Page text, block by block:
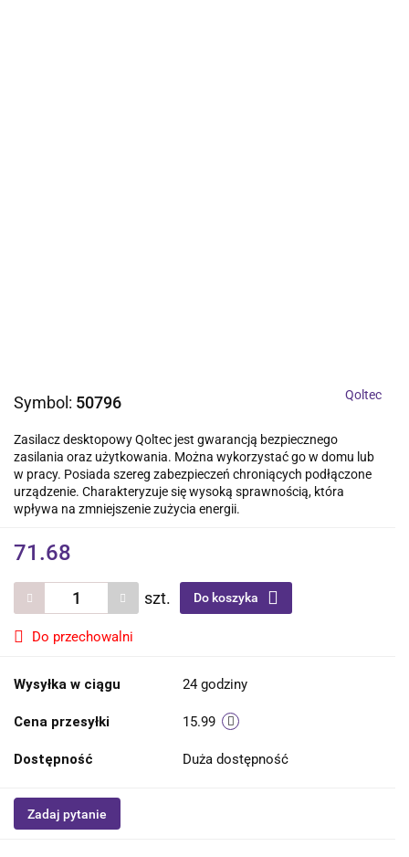
Symbol: 50796 Qoltec
Zasilacz desktopowy Qoltec jest gwarancją bezpiecznego
zasilania oraz użytkowania. Można wykorzystać go w domu lub
w pracy. Posiada szereg zabezpieczeń chroniących podłączone
urządzenie. Charakteryzuje się wysoką sprawnością, która
wpływa na zmniejszenie zużycia energii.
71.68
szt. Do koszyka
Do przechowalni
Wysyłka w ciągu 24 godziny
Cena przesyłki 15.99
Dostępność Duża dostępność
Zadaj pytanie